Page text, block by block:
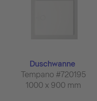
Duschwanne
Tempano #720195
1000 x 900 mm